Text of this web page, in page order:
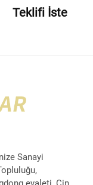
Teklifi İste
Sanayi